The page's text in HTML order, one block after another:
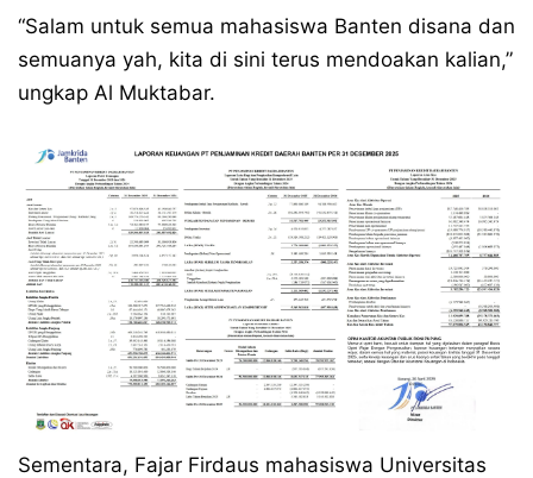
“Salam untuk semua mahasiswa Banten disana dan
semuanya yah, kita di sini terus mendoakan kalian,”
ungkap Al Muktabar.
Sementara, Fajar Firdaus mahasiswa Universitas